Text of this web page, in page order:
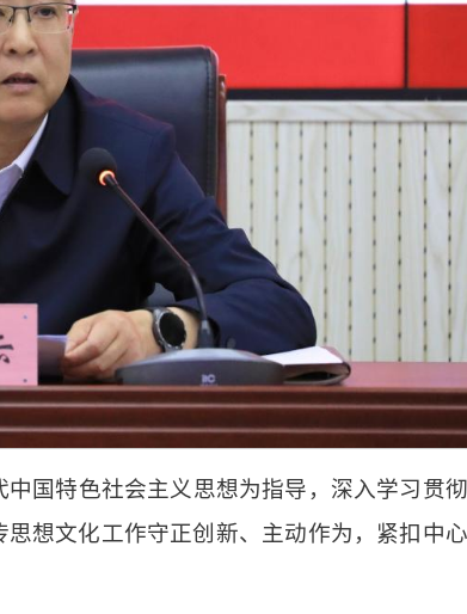
国特色社会主义思想为指导，深入学习贯
想文化工作守正创新、主动作为，紧扣中